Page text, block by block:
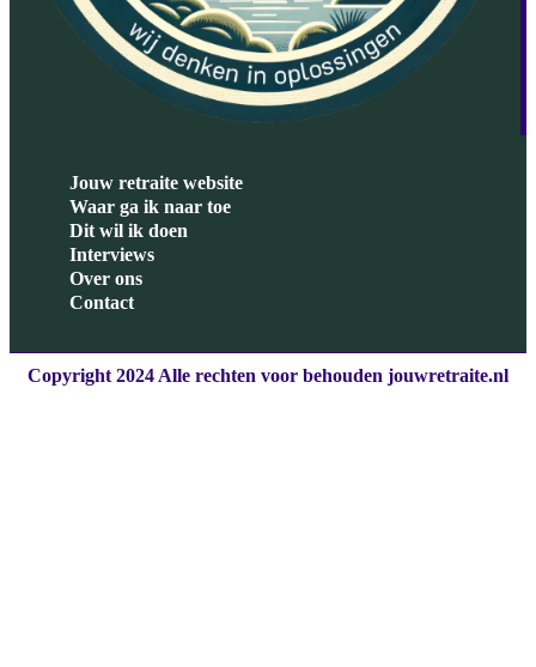
Jouw retraite website
Waar ga ik naar toe
Dit wil ik doen
Interviews
Over ons
Contact
Copyright 2024 Alle rechten voor behouden jouwretraite.nl